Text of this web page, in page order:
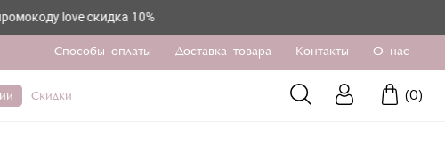
love скидка 10%
Способы оплаты Доставка товара Контакты О нас
Скидки (0)